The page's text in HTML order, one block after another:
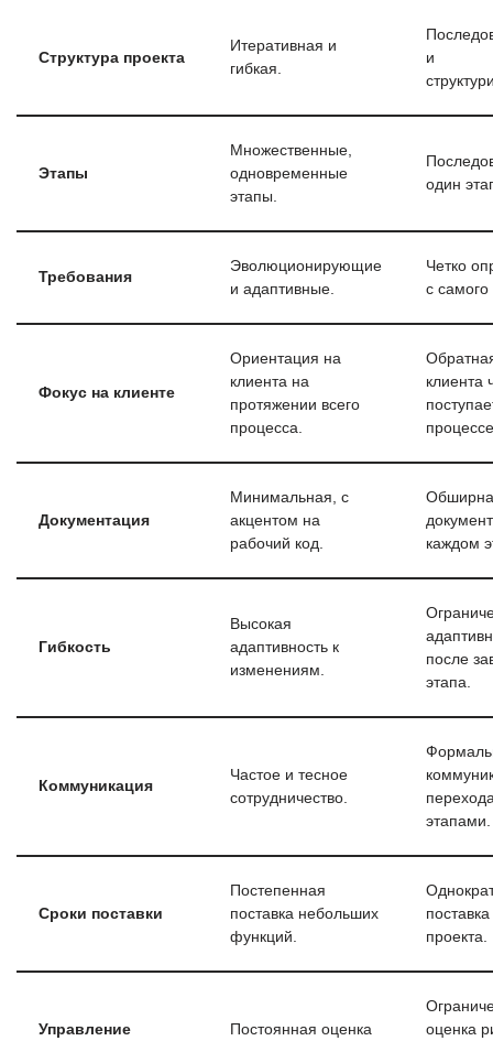
Структура проекта
Итеративная и
гибкая.
и
Этапы
Множественные,
одновременные
этапы.
один
Требования
Эволюционирующие
и адаптивные.
Четко
с
Фокус на клиенте
Ориентация на
клиента на
протяжении всего
процесса.
клиента
Документация
Минимальная, с
акцентом на
рабочий код.
каждом
Гибкость
Высокая
адаптивность к
изменениям.
после
этапа.
Коммуникация
Частое и тесное
сотрудничество.
этапами.
Сроки поставки
Постепенная
поставка небольших
функций.
проекта.
Управление Постоянная оценка
оценка